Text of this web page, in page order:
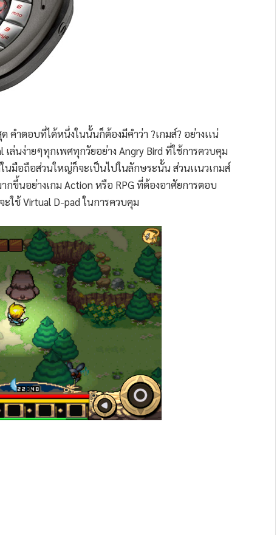
ำตอบที่ได้หนึ่งในนั้นก็ต้องมีคำว่า ?เกมส์? อย่างเเน่
เล่นง่ายๆทุกเพศทุกวัยอย่าง Angry Bird ที่ใช้การควบคุม
มือถือส่วนใหญ่ก็จะเป็นไปในลักษระนั้น ส่วนเเนวเกมส์
ขึ้นอย่างเกม Action หรือ RPG ที่ต้องอาศัยการตอบ
ใช้ Virtual D-pad ในการควบคุม